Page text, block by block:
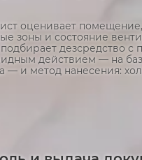
оценивает
зоны и состояние
дезсредство с
действием — на
— и метод нанесения: